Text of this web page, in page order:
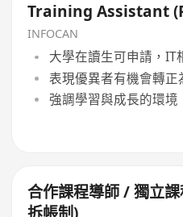
Training Assistant
INFOCAN
大學在讀生可申請，IT
表現優異者有機會轉正
強調學習與成長的環境
合作課程導師 / 獨立
拆帳制)